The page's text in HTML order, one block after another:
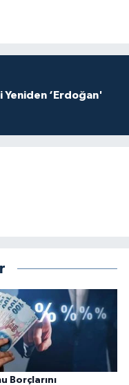
Yeniden ‘Erdoğan'
Borçlarını